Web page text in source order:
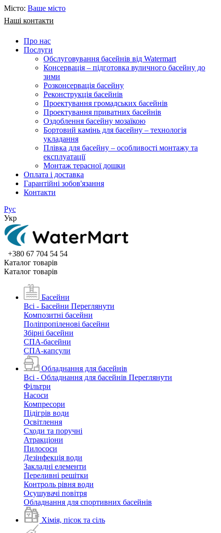
Місто: Ваше місто
Наші контакти
Про нас
Послуги
Обслуговування басейнів від Watermart
Консервація – підготовка вуличного басейну до
зими
Розконсервація басейну
Реконструкція басейнів
Проектування громадських басейнів
Проектування приватних басейнів
Оздоблення басейну мозаїкою
Бортовий камінь для басейну – технологія
укладання
Плівка для басейну – особливості монтажу та
експлуатації
Монтаж терасної дошки
Оплата і доставка
Гарантійні зобов'язання
Контакти
Рус
Укр
+380 67 704 54 54
Каталог товарiв
Каталог товарiв
Басейни
Всі - Басейни Переглянути
Композитні басейни
Поліпропіленові басейни
Збірні басейни
СПА-басейни
СПА-капсули
Обладнання для басейнів
Всі - Обладнання для басейнів Переглянути
Фільтри
Насоси
Компресори
Підігрів води
Освітлення
Сходи та поручні
Атракціони
Пилососи
Дезінфекція води
Закладні елементи
Переливні решітки
Контроль рівня води
Осушувачі повітря
Обладнання для спортивних басейнів
Хімія, пісок та сіль